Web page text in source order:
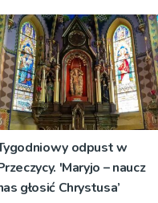
odpust w
'Maryjo – naucz
głosić Chrystusa’